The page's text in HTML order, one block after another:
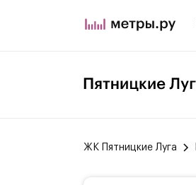
ЖК Пятницкие Луга